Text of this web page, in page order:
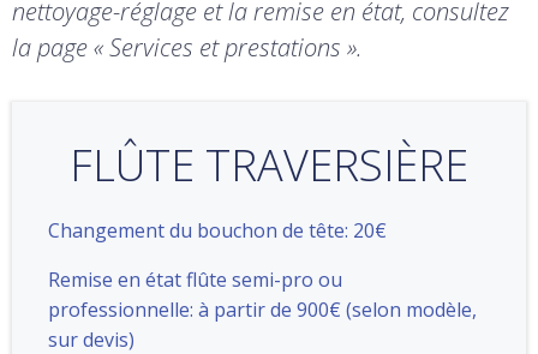
nettoyage-réglage et la remise en état, consultez
la page « Services et prestations ».
FLÛTE TRAVERSIÈRE
Changement du bouchon de tête: 20€
Remise en état flûte semi-pro ou
professionnelle: à partir de 900€ (selon modèle,
sur devis)